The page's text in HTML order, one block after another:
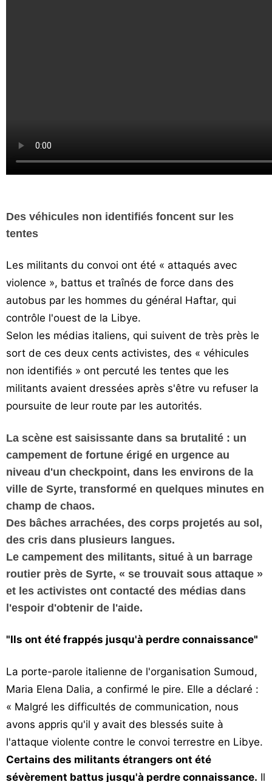
Des véhicules non identifiés foncent sur les
tentes
Les militants du convoi ont été « attaqués avec
violence », battus et traînés de force dans des
autobus par les hommes du général Haftar, qui
contrôle l'ouest de la Libye.
Selon les médias italiens, qui suivent de très près le
sort de ces deux cents activistes, des « véhicules
non identifiés » ont percuté les tentes que les
militants avaient dressées après s'être vu refuser la
poursuite de leur route par les autorités.
La scène est saisissante dans sa brutalité : un
campement de fortune érigé en urgence au
niveau d'un checkpoint, dans les environs de la
ville de Syrte, transformé en quelques minutes en
champ de chaos.
Des bâches arrachées, des corps projetés au sol,
des cris dans plusieurs langues.
Le campement des militants, situé à un barrage
routier près de Syrte, « se trouvait sous attaque »
et les activistes ont contacté des médias dans
l'espoir d'obtenir de l'aide.
"Ils ont été frappés jusqu'à perdre connaissance"
La porte-parole italienne de l'organisation Sumoud,
Maria Elena Dalia, a confirmé le pire. Elle a déclaré :
« Malgré les difficultés de communication, nous
avons appris qu'il y avait des blessés suite à
l'attaque violente contre le convoi terrestre en Libye.
Certains des militants étrangers ont été
sévèrement battus jusqu'à perdre connaissance. Il